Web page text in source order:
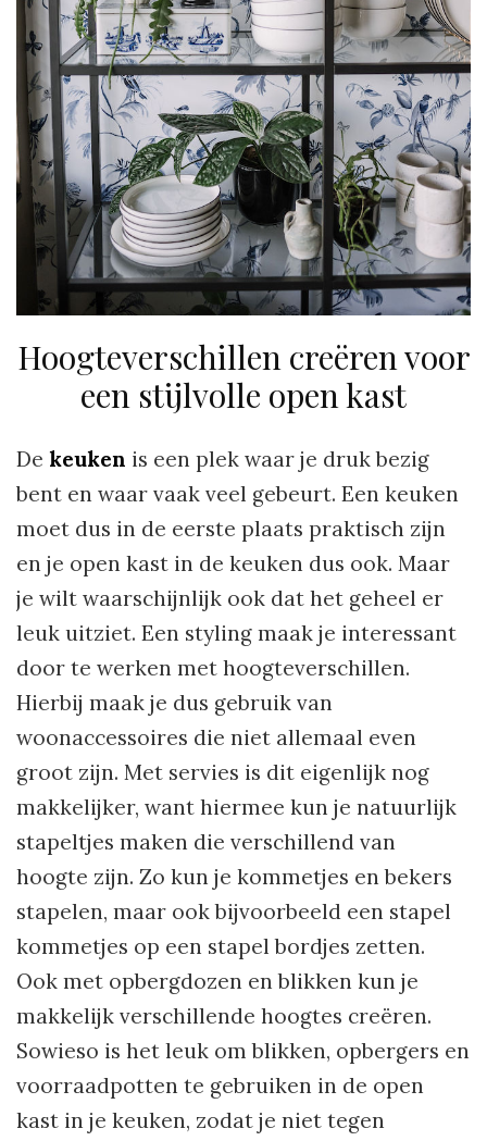
Hoogteverschillen creëren voor
een stijlvolle open kast
De keuken is een plek waar je druk bezig
bent en waar vaak veel gebeurt. Een keuken
moet dus in de eerste plaats praktisch zijn
en je open kast in de keuken dus ook. Maar
je wilt waarschijnlijk ook dat het geheel er
leuk uitziet. Een styling maak je interessant
door te werken met hoogteverschillen.
Hierbij maak je dus gebruik van
woonaccessoires die niet allemaal even
groot zijn. Met servies is dit eigenlijk nog
makkelijker, want hiermee kun je natuurlijk
stapeltjes maken die verschillend van
hoogte zijn. Zo kun je kommetjes en bekers
stapelen, maar ook bijvoorbeeld een stapel
kommetjes op een stapel bordjes zetten.
Ook met opbergdozen en blikken kun je
makkelijk verschillende hoogtes creëren.
Sowieso is het leuk om blikken, opbergers en
voorraadpotten te gebruiken in de open
kast in je keuken, zodat je niet tegen